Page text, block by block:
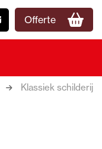
Offerte
Klassiek schilderij